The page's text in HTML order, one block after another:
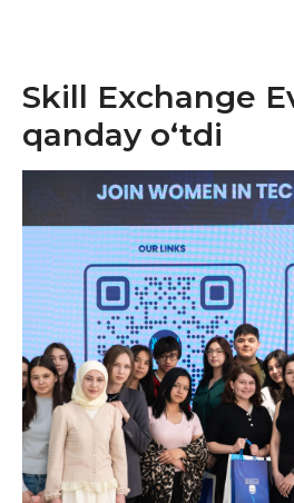
Skill Exchange
qanday o‘tdi